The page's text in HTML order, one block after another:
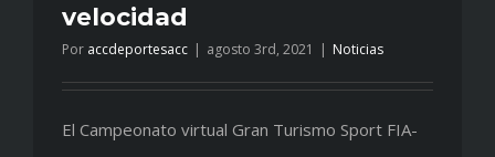
velocidad
Por accdeportesacc | agosto 3rd, 2021 | Noticias
El Campeonato virtual Gran Turismo Sport FIA-